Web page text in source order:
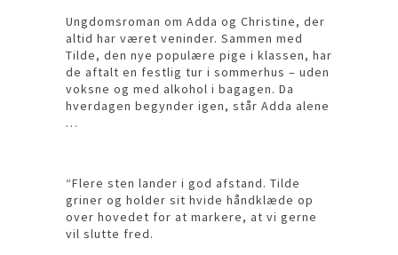
Ungdomsroman om Adda og Christine, der
altid har været veninder. Sammen med
Tilde, den nye populære pige i klassen, har
de aftalt en festlig tur i sommerhus – uden
voksne og med alkohol i bagagen. Da
hverdagen begynder igen, står Adda alene
…
“Flere sten lander i god afstand. Tilde
griner og holder sit hvide håndklæde op
over hovedet for at markere, at vi gerne
vil slutte fred.